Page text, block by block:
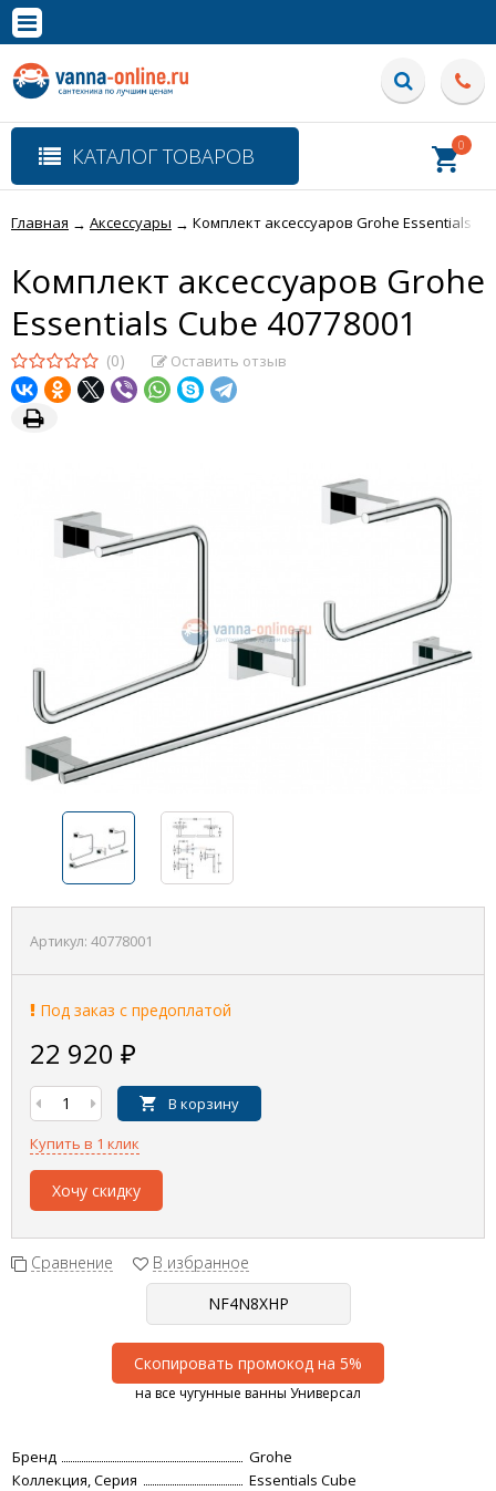
Полная версия сайта
КАТАЛОГ ТОВАРОВ 0
Главная → Аксессуары → Комплект аксессуаров Grohe Essentials
Комплект аксессуаров Grohe
Essentials Cube 40778001
(0) Оставить отзыв
Артикул: 40778001
Под заказ с предоплатой
22 920 ₽
В корзину
Купить в 1 клик
Хочу скидку
Сравнение В избранное
Скопировать промокод на 5%
на все чугунные ванны Универсал
Бренд
Grohe
Коллекция, Серия
Essentials Cube